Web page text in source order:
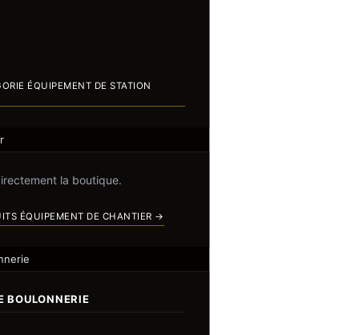
ÉQUIPEMENT DE STATION
la boutique.
ÉQUIPEMENT DE CHANTIER →
BOULONNERIE